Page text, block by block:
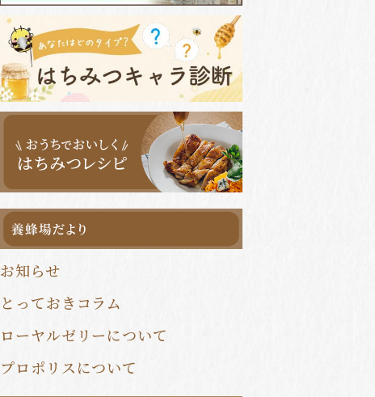
健康食品定期便
健康食品まとめ買い
一覧はこちら
お知らせ
とっておきコラム
ローヤルゼリーについて
プロポリスについて